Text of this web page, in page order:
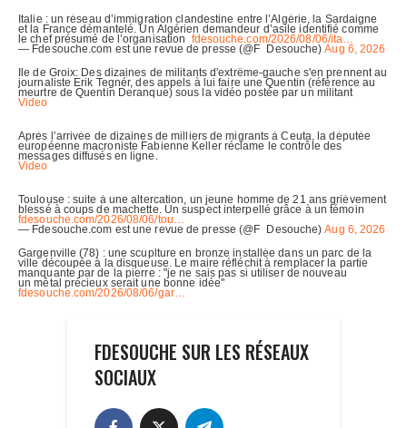
FDESOUCHE SUR LES RÉSEAUX
SOCIAUX